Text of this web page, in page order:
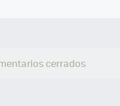
cerrados